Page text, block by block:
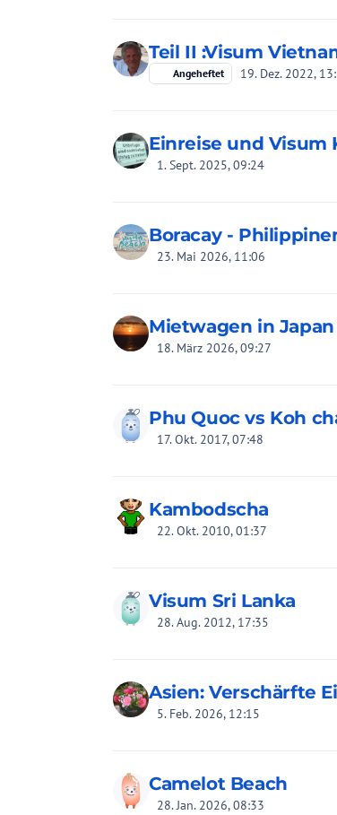
Teil II :Visum
Angeheftet 19. Dez. 2022,
Einreise und Visum
1. Sept. 2025, 09:24
Boracay -
23. Mai 2026, 11:06
Mietwagen in Japan
18. März 2026, 09:27
Phu Quoc vs Koh
17. Okt. 2017, 07:48
Kambodscha
22. Okt. 2010, 01:37
Visum Sri Lanka
28. Aug. 2012, 17:35
Asien: Verschärfte
5. Feb. 2026, 12:15
Camelot Beach
28. Jan. 2026, 08:33